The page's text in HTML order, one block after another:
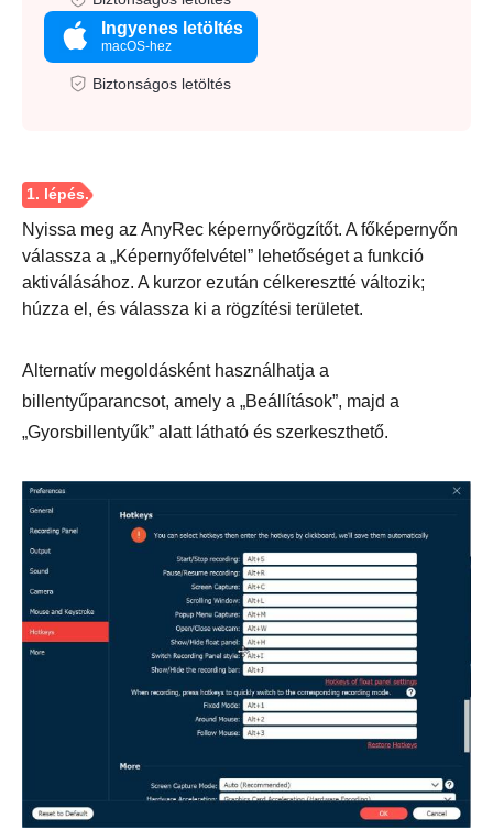
Ingyenes letöltés
macOS-hez
Biztonságos letöltés
Nyissa meg az AnyRec képernyőrögzítőt. A főképernyőn
válassza a „Képernyőfelvétel” lehetőséget a funkció
aktiválásához. A kurzor ezután célkeresztté változik;
húzza el, és válassza ki a rögzítési területet.
Alternatív megoldásként használhatja a
billentyűparancsot, amely a „Beállítások”, majd a
„Gyorsbillentyűk” alatt látható és szerkeszthető.